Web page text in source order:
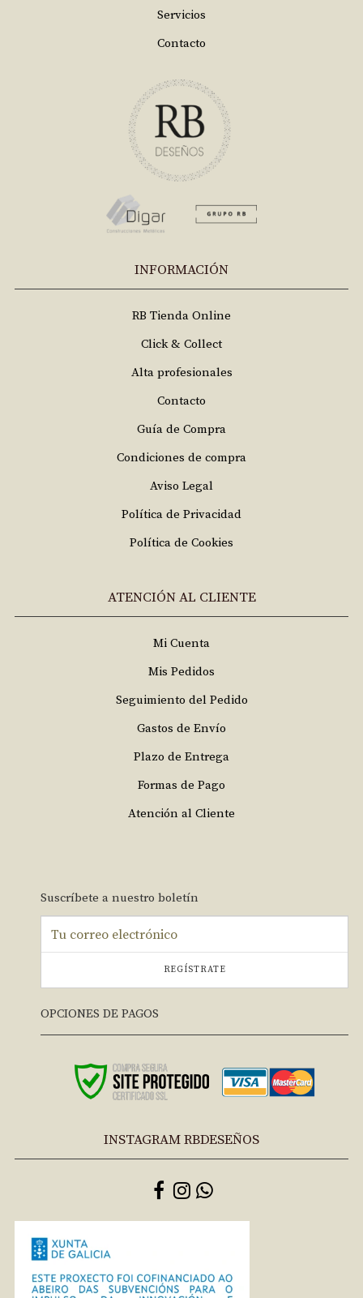
Servicios
Contacto
INFORMACIÓN
RB Tienda Online
Click & Collect
Alta profesionales
Contacto
Guía de Compra
Condiciones de compra
Aviso Legal
Política de Privacidad
Política de Cookies
ATENCIÓN AL CLIENTE
Mi Cuenta
Mis Pedidos
Seguimiento del Pedido
Gastos de Envío
Plazo de Entrega
Formas de Pago
Atención al Cliente
Suscríbete a nuestro boletín
REGÍSTRATE
OPCIONES DE PAGOS
INSTAGRAM RBDESEÑOS